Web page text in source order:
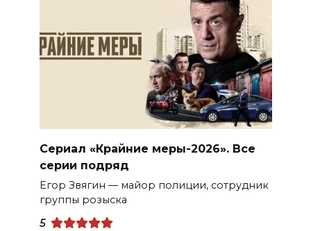
Сериал «Крайние меры-2026». Все
серии подряд
Егор Звягин — майор полиции, сотрудник
группы розыска
5